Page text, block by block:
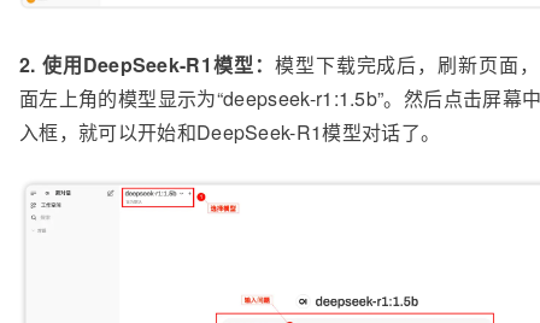
2. 使用DeepSeek-R1模型： 模型下载完成后，刷新页面
面左上角的模型显示为“deepseek-r1:1.5b”。然后点击屏幕
入框，就可以开始和DeepSeek-R1模型对话了。